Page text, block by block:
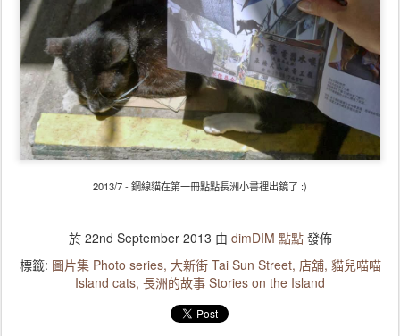
2013/7 - 鋼線貓在第一冊點點長洲小書裡出鏡了 :)
於 22nd September 2013 由 dimDIM 點點發佈
標籤: 圖片集 Photo series 大新街 Tai Sun Street 店舖 貓兒喵喵
Island cats 長洲的故事 Stories on the Island